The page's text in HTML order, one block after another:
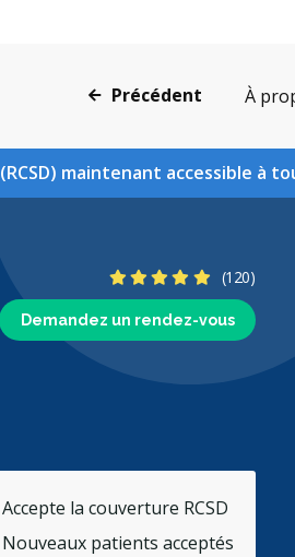
Précédent À
maintenant accessible à
Accepte la couverture RCSD
Nouveaux patients acceptés
4.8 étoiles
(120)
Demandez un rendez-vous